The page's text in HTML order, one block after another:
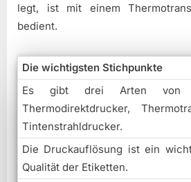
legt, ist mit einem
bedient.
Die wichtigsten Stichpunkte
Es gibt drei Arten von
Thermodirektdrucker,
Tintenstrahldrucker.
Die Druckauflösung ist ein
Qualität der Etiketten.